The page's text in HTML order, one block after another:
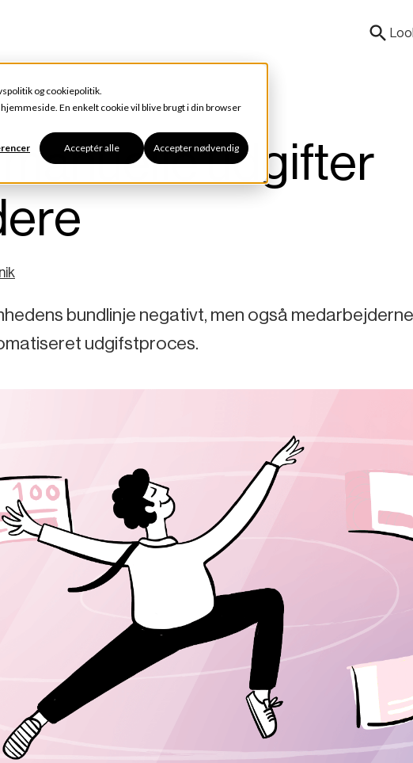
og cookiepolitik.
En enkelt cookie vil blive brugt i din browser
Acceptér alle Accepter nødvendig
manuelle udgifter
bundlinje negativt, men også
udgifstproces.